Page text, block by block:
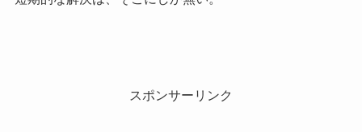
スポンサーリンク